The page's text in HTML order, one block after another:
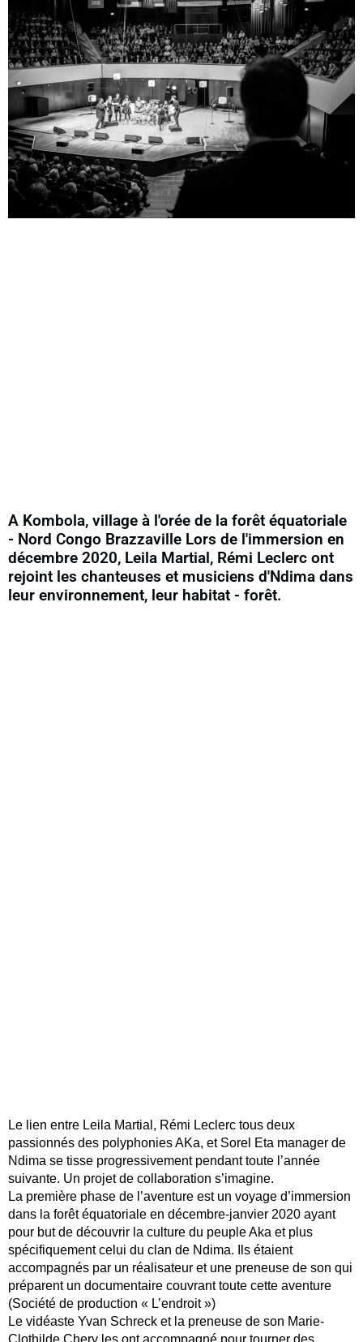
A Kombola, village à l'orée de la forêt équatoriale
- Nord Congo Brazzaville Lors de l'immersion en
décembre 2020, Leila Martial, Rémi Leclerc ont
rejoint les chanteuses et musiciens d'Ndima dans
leur environnement, leur habitat - forêt.
Le lien entre Leila Martial, Rémi Leclerc tous deux
passionnés des polyphonies AKa, et Sorel Eta manager de
Ndima se tisse progressivement pendant toute l’année
suivante. Un projet de collaboration s’imagine.
La première phase de l’aventure est un voyage d’immersion
dans la forêt équatoriale en décembre-janvier 2020 ayant
pour but de découvrir la culture du peuple Aka et plus
spécifiquement celui du clan de Ndima. Ils étaient
accompagnés par un réalisateur et une preneuse de son qui
préparent un documentaire couvrant toute cette aventure
(Société de production « L’endroit »)
Le vidéaste Yvan Schreck et la preneuse de son Marie-
Clothilde Chery les ont accompagné pour tourner des